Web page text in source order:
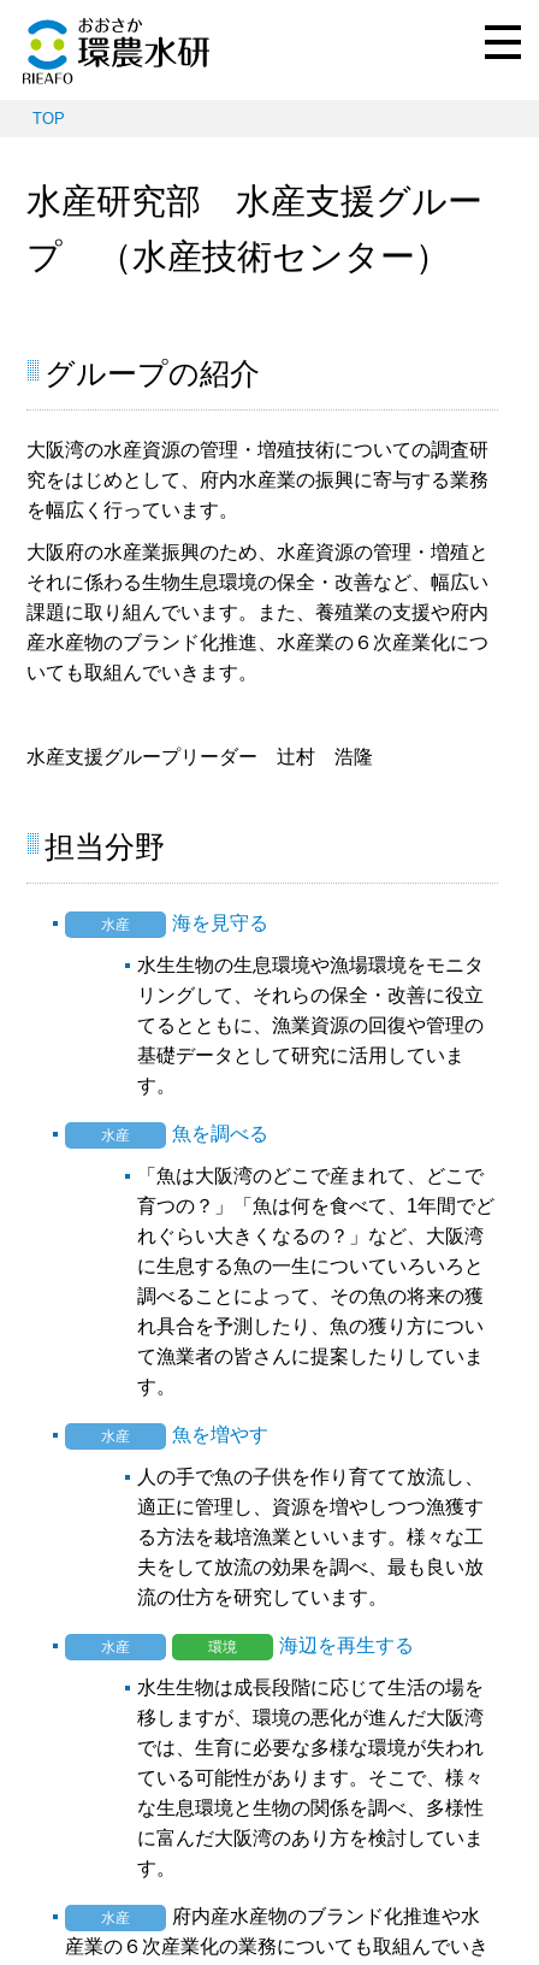
TOP
水産研究部 水産支援グルー
プ （水産技術センター）
グループの紹介
大阪湾の水産資源の管理・増殖技術についての調査研
究をはじめとして、府内水産業の振興に寄与する業務
を幅広く行っています。
大阪府の水産業振興のため、水産資源の管理・増殖と
それに係わる生物生息環境の保全・改善など、幅広い
課題に取り組んでいます。また、養殖業の支援や府内
産水産物のブランド化推進、水産業の６次産業化につ
いても取組んでいきます。
水産支援グループリーダー 辻村 浩隆
担当分野
水産 海を見守る
水生生物の生息環境や漁場環境をモニタ
リングして、それらの保全・改善に役立
てるとともに、漁業資源の回復や管理の
基礎データとして研究に活用していま
す。
水産 魚を調べる
「魚は大阪湾のどこで産まれて、どこで
育つの？」「魚は何を食べて、1年間でど
れぐらい大きくなるの？」など、大阪湾
に生息する魚の一生についていろいろと
調べることによって、その魚の将来の獲
れ具合を予測したり、魚の獲り方につい
て漁業者の皆さんに提案したりしていま
す。
水産 魚を増やす
人の手で魚の子供を作り育てて放流し、
適正に管理し、資源を増やしつつ漁獲す
る方法を栽培漁業といいます。様々な工
夫をして放流の効果を調べ、最も良い放
流の仕方を研究しています。
水産 環境 海辺を再生する
水生生物は成長段階に応じて生活の場を
移しますが、環境の悪化が進んだ大阪湾
では、生育に必要な多様な環境が失われ
ている可能性があります。そこで、様々
な生息環境と生物の関係を調べ、多様性
に富んだ大阪湾のあり方を検討していま
す。
水産
府内産水産物のブランド化推進や水
産業の６次産業化の業務についても取組んでいき